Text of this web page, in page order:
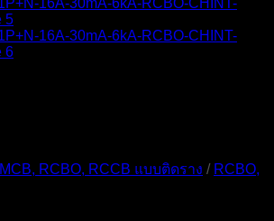
MCB, RCBO, RCCB แบบติดราง / RCBO,